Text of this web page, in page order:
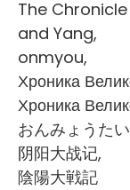
The
and Yang,
onmyou,
Хроника
Хроника
おんみょうた
阴阳大战记,
陰陽大戦記